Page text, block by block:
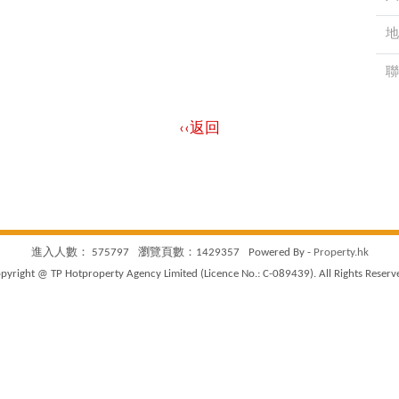
‹‹返回
進入人數： 575797 瀏覽頁數：1429357 Powered By - Property.hk
@ TP Hotproperty Agency Limited (Licence No.: C-089439). All Rights